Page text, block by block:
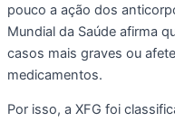
pouco a ação dos
Mundial da Saúde afirma
casos mais graves ou
medicamentos.
Por isso, a XFG foi